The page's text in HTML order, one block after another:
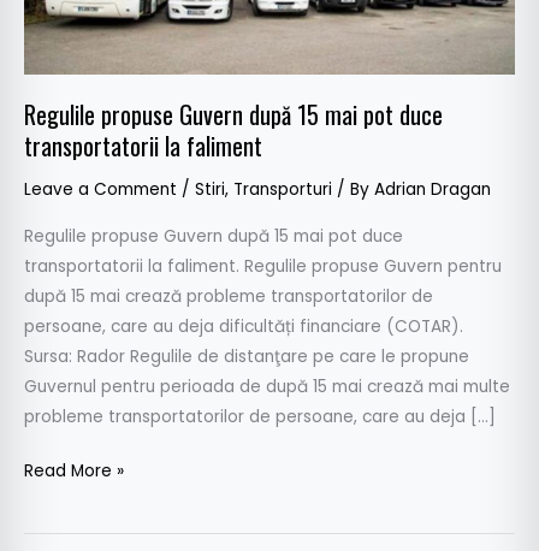
Regulile propuse Guvern după 15 mai pot duce
transportatorii la faliment
Leave a Comment / Stiri, Transporturi / By Adrian Dragan
Regulile propuse Guvern după 15 mai pot duce
transportatorii la faliment. Regulile propuse Guvern pentru
după 15 mai crează probleme transportatorilor de
persoane, care au deja dificultăți financiare (COTAR).
Sursa: Rador Regulile de distanţare pe care le propune
Guvernul pentru perioada de după 15 mai crează mai multe
probleme transportatorilor de persoane, care au deja […]
duce
transportatorii
la
faliment
Read More »